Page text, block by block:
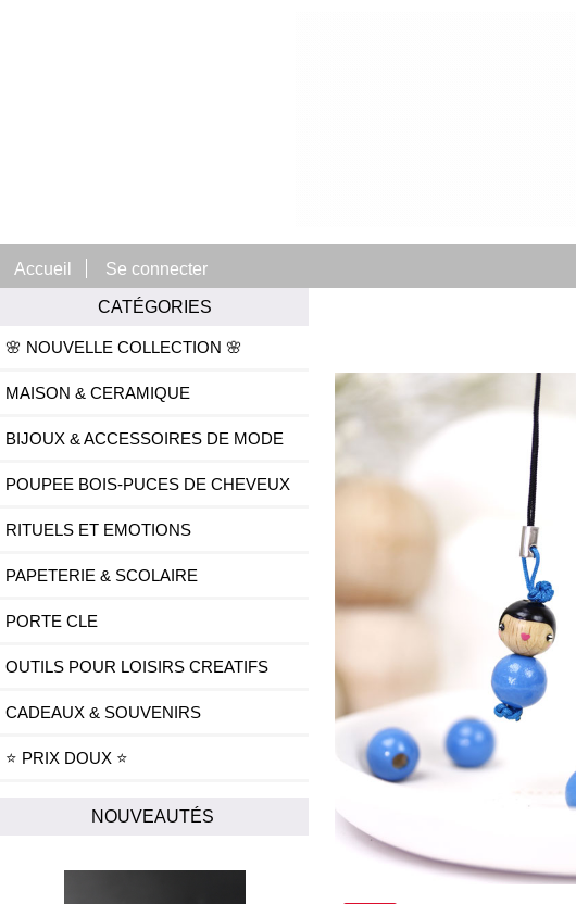
Accueil
Se connecter
CATÉGORIES
🌸 NOUVELLE COLLECTION 🌸
MAISON & CERAMIQUE
BIJOUX & ACCESSOIRES DE MODE
POUPEE BOIS-PUCES DE CHEVEUX
RITUELS ET EMOTIONS
PAPETERIE & SCOLAIRE
PORTE CLE
OUTILS POUR LOISIRS CREATIFS
CADEAUX & SOUVENIRS
⭐ PRIX DOUX ⭐
NOUVEAUTÉS